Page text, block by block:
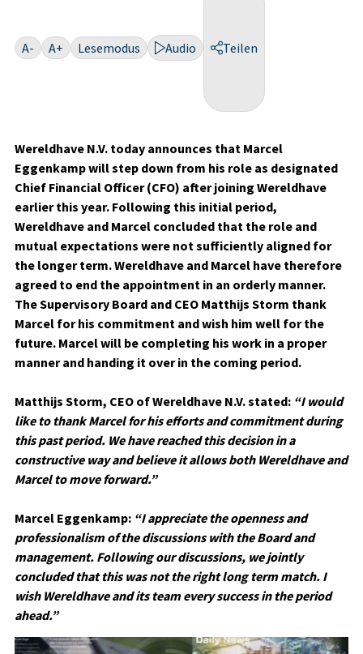
A- A+ Lesemodus Audio Teilen
Wereldhave N.V. today announces that Marcel
Eggenkamp will step down from his role as designated
Chief Financial Officer (CFO) after joining Wereldhave
earlier this year. Following this initial period,
Wereldhave and Marcel concluded that the role and
mutual expectations were not sufficiently aligned for
the longer term. Wereldhave and Marcel have therefore
agreed to end the appointment in an orderly manner.
The Supervisory Board and CEO Matthijs Storm thank
Marcel for his commitment and wish him well for the
future. Marcel will be completing his work in a proper
manner and handing it over in the coming period.
Matthijs Storm, CEO of Wereldhave N.V. stated: “I would
like to thank Marcel for his efforts and commitment during
this past period. We have reached this decision in a
constructive way and believe it allows both Wereldhave and
Marcel to move forward.”
Marcel Eggenkamp: “I appreciate the openness and
professionalism of the discussions with the Board and
management. Following our discussions, we jointly
concluded that this was not the right long term match. I
wish Wereldhave and its team every success in the period
ahead.”